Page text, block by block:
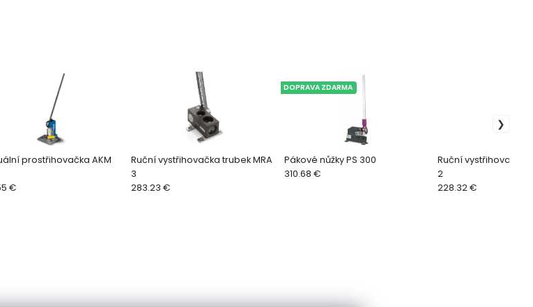
prostřihovačka AKM
€
Ruční vystřihovačka trubek MRA
3
283.23 €
Pákové nůžky PS 300
DOPRAVA ZDARMA
310.68 €
Ruční vystřihovačka
2
228.32 €